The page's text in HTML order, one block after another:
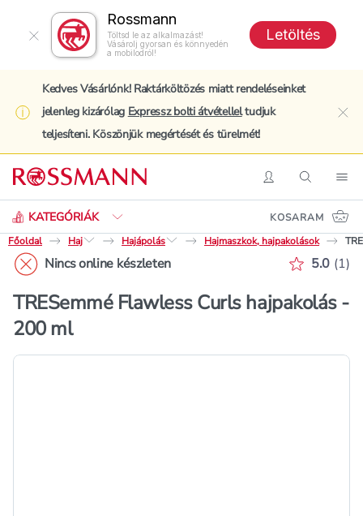
Rossmann
Töltsd le az alkalmazást!
Vásárolj gyorsan és könnyedén
a mobilodról!
Letöltés
Kedves Vásárlónk! Raktárköltözés miatt rendeléseinket
jelenleg kizárólag Expressz bolti átvételleltudjuk
teljesíteni. Köszönjük megértését és türelmét!
BelépésKeresés
KATEGÓRIÁK
Keresés
KOSARAM
Főoldal
Haj Hajápolás Hajmaszkok, hajpakolások
Nincs online készleten 5.0 (1)
TRESemmé Flawless Curls hajpakolás -
200 ml